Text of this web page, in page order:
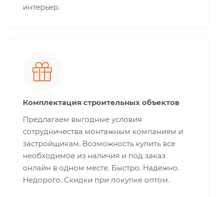
интерьер.
Комплектация строительных объектов
Предлагаем выгодные условия
сотрудничества монтажным компаниям и
застройщикам. Возможность купить все
необходимое из наличия и под заказ
онлайн в одном месте. Быстро. Надежно.
Недорого. Скидки при покупке оптом.